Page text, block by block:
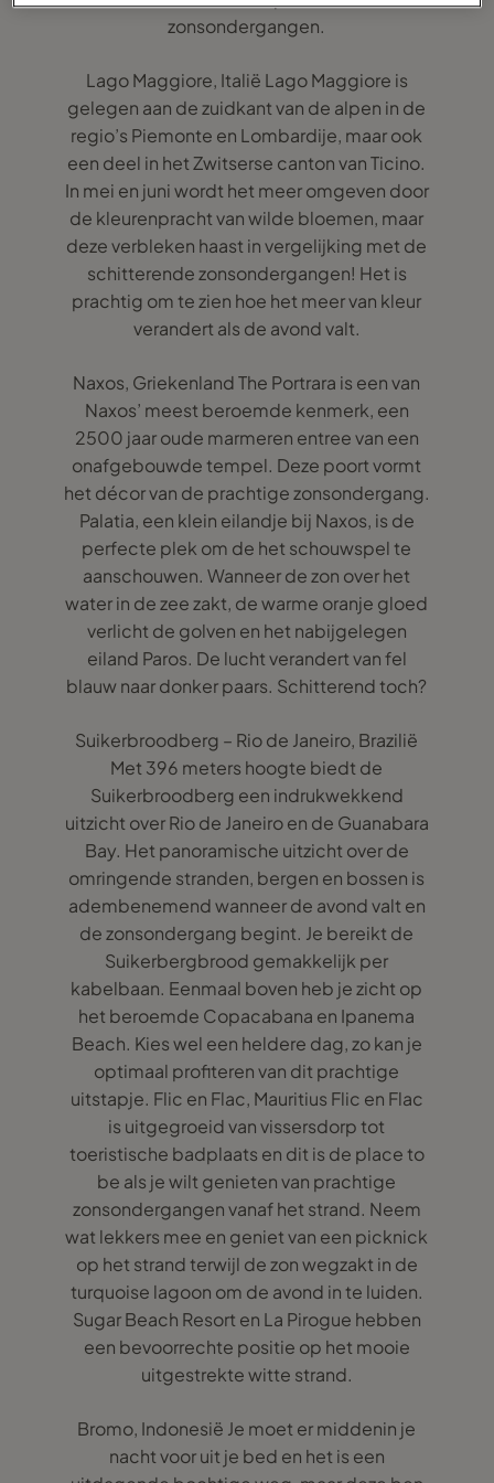
zonsondergangen.
Lago Maggiore, Italië Lago Maggiore is
gelegen aan de zuidkant van de alpen in de
regio’s Piemonte en Lombardije, maar ook
een deel in het Zwitserse canton van Ticino.
In mei en juni wordt het meer omgeven door
de kleurenpracht van wilde bloemen, maar
deze verbleken haast in vergelijking met de
schitterende zonsondergangen! Het is
prachtig om te zien hoe het meer van kleur
verandert als de avond valt.
Naxos, Griekenland The Portrara is een van
Naxos’ meest beroemde kenmerk, een
2500 jaar oude marmeren entree van een
onafgebouwde tempel. Deze poort vormt
het décor van de prachtige zonsondergang.
Palatia, een klein eilandje bij Naxos, is de
perfecte plek om de het schouwspel te
aanschouwen. Wanneer de zon over het
water in de zee zakt, de warme oranje gloed
verlicht de golven en het nabijgelegen
eiland Paros. De lucht verandert van fel
blauw naar donker paars. Schitterend toch?
Suikerbroodberg – Rio de Janeiro, Brazilië
Met 396 meters hoogte biedt de
Suikerbroodberg een indrukwekkend
uitzicht over Rio de Janeiro en de Guanabara
Bay. Het panoramische uitzicht over de
omringende stranden, bergen en bossen is
adembenemend wanneer de avond valt en
de zonsondergang begint. Je bereikt de
Suikerbergbrood gemakkelijk per
kabelbaan. Eenmaal boven heb je zicht op
het beroemde Copacabana en Ipanema
Beach. Kies wel een heldere dag, zo kan je
optimaal profiteren van dit prachtige
uitstapje. Flic en Flac, Mauritius Flic en Flac
is uitgegroeid van vissersdorp tot
toeristische badplaats en dit is de place to
be als je wilt genieten van prachtige
zonsondergangen vanaf het strand. Neem
wat lekkers mee en geniet van een picknick
op het strand terwijl de zon wegzakt in de
turquoise lagoon om de avond in te luiden.
Sugar Beach Resort en La Pirogue hebben
een bevoorrechte positie op het mooie
uitgestrekte witte strand.
Bromo, Indonesië Je moet er middenin je
nacht voor uit je bed en het is een